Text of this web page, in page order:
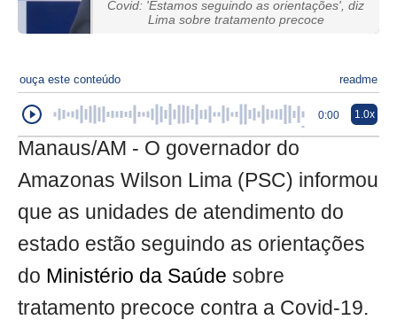
Covid: 'Estamos seguindo as orientações', diz
Lima sobre tratamento precoce
ouça este conteúdo readme
0:00 1.0x
Manaus/AM - O governador do
Amazonas Wilson Lima (PSC) informou
que as unidades de atendimento do
estado estão seguindo as orientações
do Ministério da Saúde sobre
tratamento precoce contra a Covid-19.